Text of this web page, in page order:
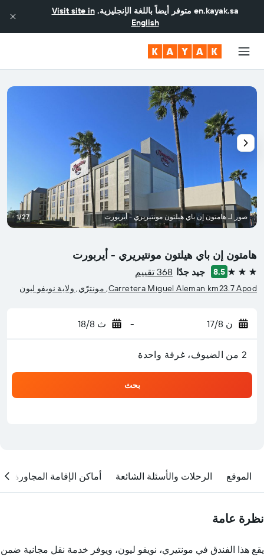
en.kayak.sa متوفر أيضاً باللغة الإنجليزية.Visit site in
English
هامتون إن باي هيلتون مونتيريري - أيربورت
3 نجوم 8.5 جيد جدًا 368 تقييم
Carretera Miguel Aleman km23.7 Apod, مونترّي, ولاية نويفو ليون
ن 17/8 - ث 18/8
2 من الضيوف، غرفة واحدة
بحث
صور لـ هامتون إن باي هيلتون مونتيريري - أيربورت 1/27
الموقع الرحلات والأسئلة الشائعة أماكن الإقامة المجاورة
نظرة عامة
يقع هذا الفندق في مونتيري، نويفو ليون، ويوفر خدمة نقل مجانية ضمن